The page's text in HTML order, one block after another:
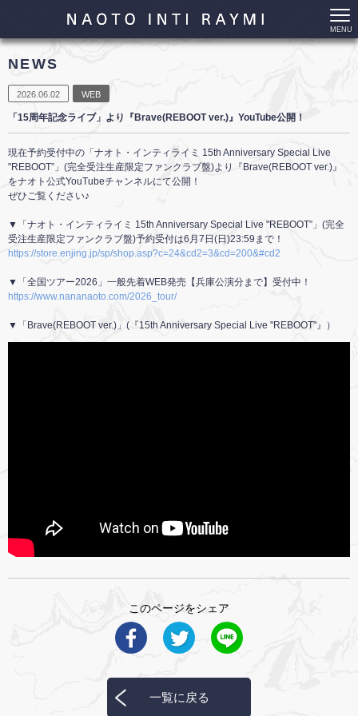
MENU
NEWS
2026.06.02 WEB
「15周年記念ライブ」より『Brave(REBOOT ver.)』YouTube公開！
現在予約受付中の「ナオト・インティライミ 15th Anniversary Special Live
"REBOOT”」(完全受注生産限定ファンクラブ盤)より『Brave(REBOOT ver.)』
をナオト公式YouTubeチャンネルにて公開！
ぜひご覧ください♪
▼「ナオト・インティライミ 15th Anniversary Special Live "REBOOT”」(完全
受注生産限定ファンクラブ盤)予約受付は6月7日(日)23:59まで！
https://store.enjing.jp/sp/shop.asp?c=24&cd2=3&cd=200&#cd2
▼「全国ツアー2026」一般先着WEB発売【兵庫公演分まで】受付中！
https://www.nananaoto.com/2026_tour/
▼「Brave(REBOOT ver.)」(『15th Anniversary Special Live "REBOOT"』）
このページをシェア
一覧に戻る